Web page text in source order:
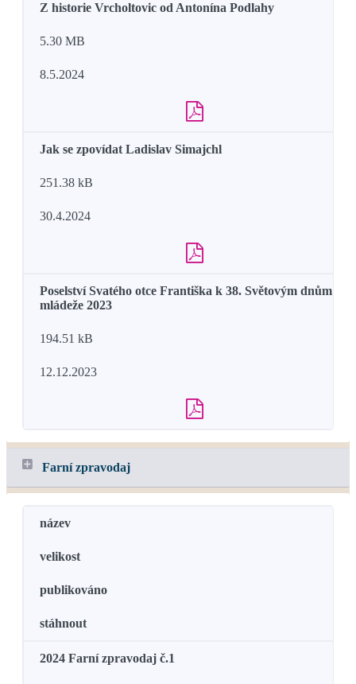
Z historie Vrcholtovic od Antonína Podlahy
5.30 MB
8.5.2024
Jak se zpovídat Ladislav Simajchl
251.38 kB
30.4.2024
Poselství Svatého otce Františka k 38. Světovým dnům
mládeže 2023
194.51 kB
12.12.2023
Farní zpravodaj
název
velikost
publikováno
stáhnout
2024 Farní zpravodaj č.1